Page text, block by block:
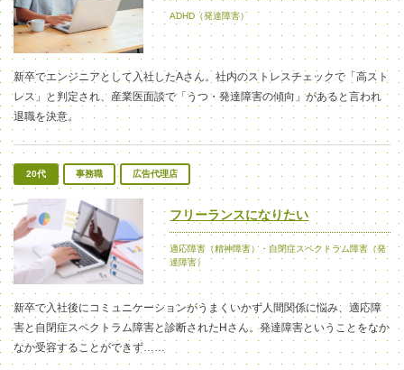
ADHD（発達障害）
新卒でエンジニアとして入社したAさん。社内のストレスチェックで「高スト
レス」と判定され、産業医面談で「うつ・発達障害の傾向」があると言われ
退職を決意。
20代 事務職 広告代理店
フリーランスになりたい
適応障害（精神障害）・自閉症スペクトラム障害（発
達障害）
新卒で入社後にコミュニケーションがうまくいかず人間関係に悩み、適応障
害と自閉症スペクトラム障害と診断されたHさん。発達障害ということをなか
なか受容することができず……